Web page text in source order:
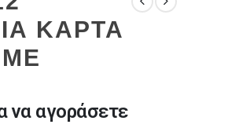
ΚΑΡΤΑ
ΜΕ
να αγοράσετε